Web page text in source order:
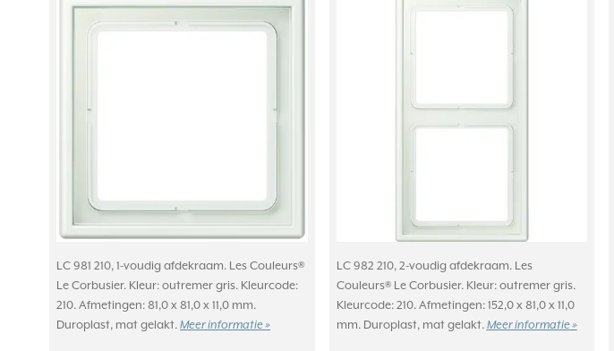
LC 981 210, 1-voudig afdekraam. Les Couleurs®
Le Corbusier. Kleur: outremer gris. Kleurcode:
210. Afmetingen: 81,0 x 81,0 x 11,0 mm.
Duroplast, mat gelakt. Meer informatie »
LC 982 210, 2-voudig afdekraam. Les
Couleurs® Le Corbusier. Kleur: outremer gris.
Kleurcode: 210. Afmetingen: 152,0 x 81,0 x 11,0
mm. Duroplast, mat gelakt. Meer informatie »